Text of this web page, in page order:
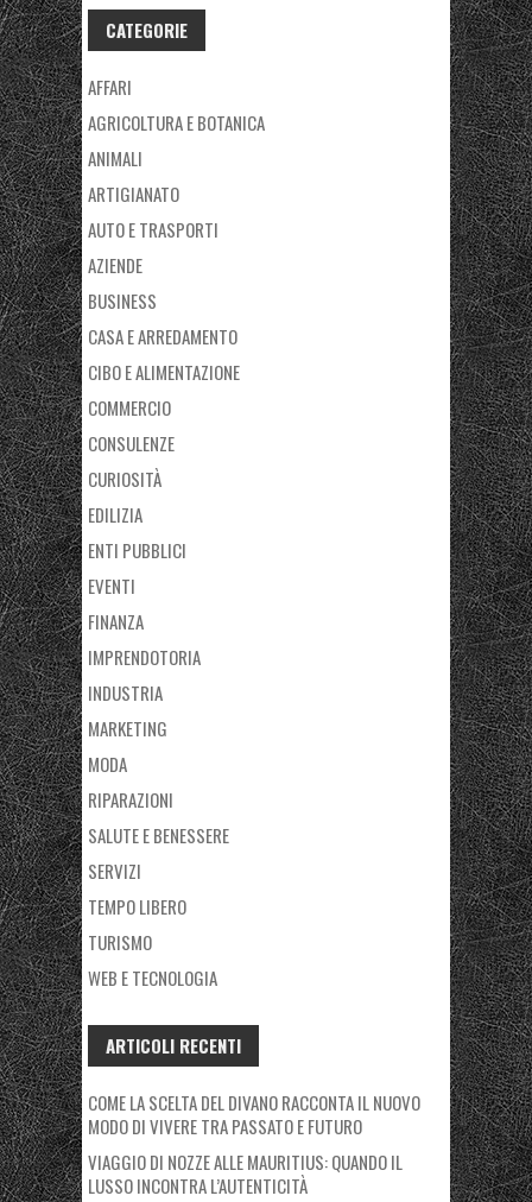
CATEGORIE
AFFARI
AGRICOLTURA E BOTANICA
ANIMALI
ARTIGIANATO
AUTO E TRASPORTI
AZIENDE
BUSINESS
CASA E ARREDAMENTO
CIBO E ALIMENTAZIONE
COMMERCIO
CONSULENZE
CURIOSITÀ
EDILIZIA
ENTI PUBBLICI
EVENTI
FINANZA
IMPRENDOTORIA
INDUSTRIA
MARKETING
MODA
RIPARAZIONI
SALUTE E BENESSERE
SERVIZI
TEMPO LIBERO
TURISMO
WEB E TECNOLOGIA
ARTICOLI RECENTI
COME LA SCELTA DEL DIVANO RACCONTA IL NUOVO
MODO DI VIVERE TRA PASSATO E FUTURO
VIAGGIO DI NOZZE ALLE MAURITIUS: QUANDO IL
LUSSO INCONTRA L’AUTENTICITÀ